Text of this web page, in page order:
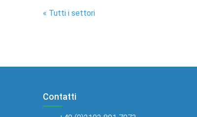
« Tutti i settori
Contatti